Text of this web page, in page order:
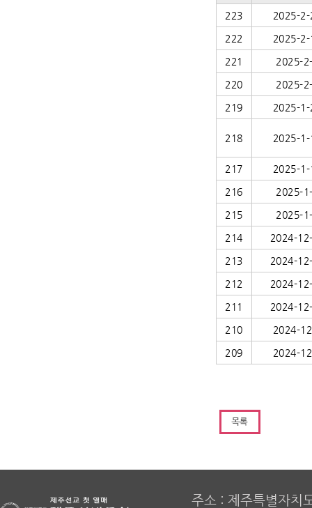
223 2025-2-
222 2025-2-
221 2025-
220 2025-
219 2025-1-
218 2025-1-
217 2025-1-
216 2025-
215 2025-
214 2024-
213 2024-
212 2024-
211 2024-
210 2024-
209 2024-
주소 : 제주특별자치